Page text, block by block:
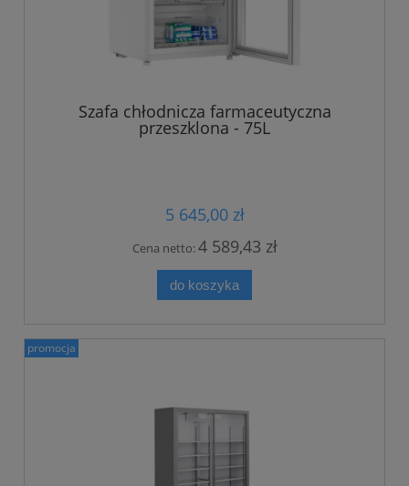
Szafa chłodnicza farmaceutyczna
przeszklona - 75L
5 645,00 zł
Cena netto:4 589,43 zł
do koszyka
promocja